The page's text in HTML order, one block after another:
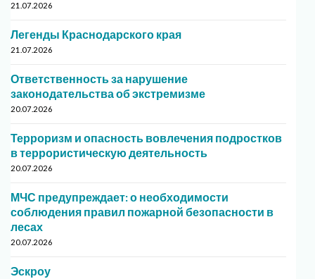
21.07.2026
Легенды Краснодарского края
21.07.2026
Ответственность за нарушение
законодательства об экстремизме
20.07.2026
Терроризм и опасность вовлечения подростков
в террористическую деятельность
20.07.2026
МЧС предупреждает: о необходимости
соблюдения правил пожарной безопасности в
лесах
20.07.2026
Эскроу